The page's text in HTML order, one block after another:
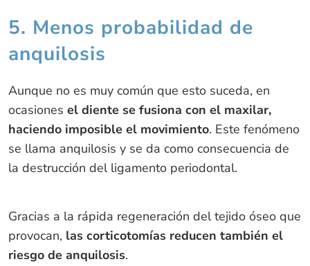
5. Menos probabilidad de
anquilosis
Aunque no es muy común que esto suceda, en
ocasiones el diente se fusiona con el maxilar,
haciendo imposible el movimiento. Este fenómeno
se llama anquilosis y se da como consecuencia de
la destrucción del ligamento periodontal.
Gracias a la rápida regeneración del tejido óseo que
provocan, las corticotomías reducen también el
riesgo de anquilosis.